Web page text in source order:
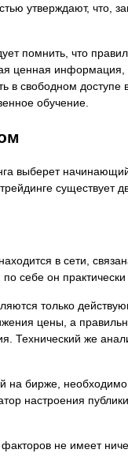
утверждают, что,
помнить, что
ценная информация,
в свободном
обучение.
выберет
существует
в сети,
себе он практически
только
цены, а
Технический же
на бирже,
настроения
не имеет